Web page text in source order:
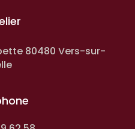
80480 Vers-sur-